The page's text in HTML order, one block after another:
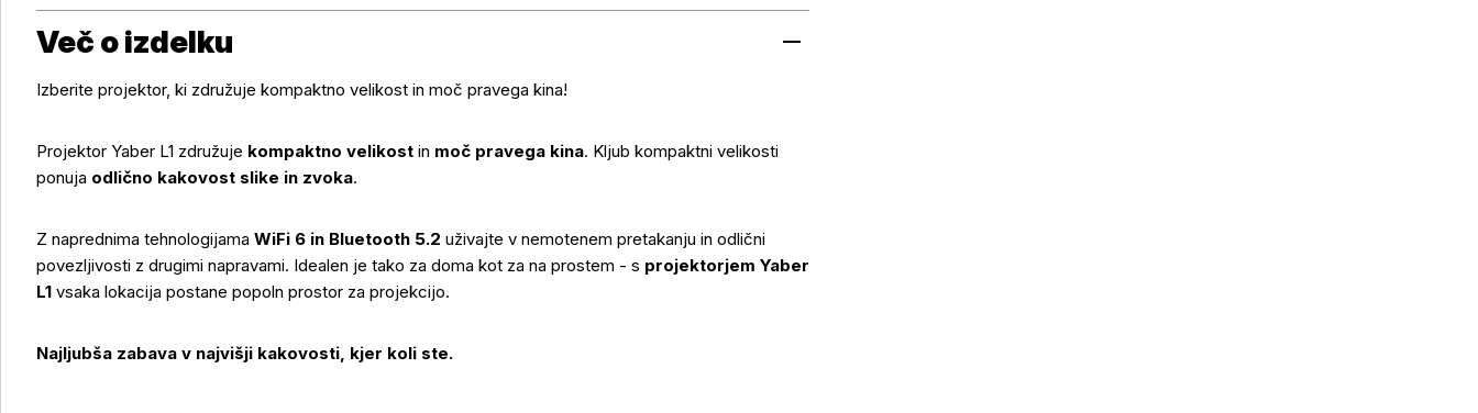
Več o izdelku
Izberite projektor, ki združuje kompaktno velikost in moč pravega kina!
Projektor Yaber L1 združuje kompaktno velikost in moč pravega kina. Kljub kompaktni velikosti
ponuja odlično kakovost slike in zvoka.
Z naprednima tehnologijama WiFi 6 in Bluetooth 5.2 uživajte v nemotenem pretakanju in odlični
povezljivosti z drugimi napravami. Idealen je tako za doma kot za na prostem - s projektorjem Yaber
L1 vsaka lokacija postane popoln prostor za projekcijo.
Najljubša zabava v najvišji kakovosti, kjer koli ste.